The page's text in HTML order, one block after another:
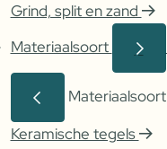
Grind, split en zand
Materiaalsoort
Materiaalsoort
Keramische tegels